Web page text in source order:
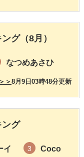
グ（8月）
なつめあさひ
8月9日03時48分更新
＞
ング
イ 3 Coco